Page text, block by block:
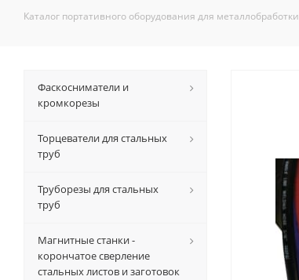
Каталог портативного оборудования для металлобработки
Фаскосниматели и
кромкорезы
Торцеватели для стальных
труб
Труборезы для стальных
труб
Магнитные станки -
корончатое сверление
стальных листов и заготовок